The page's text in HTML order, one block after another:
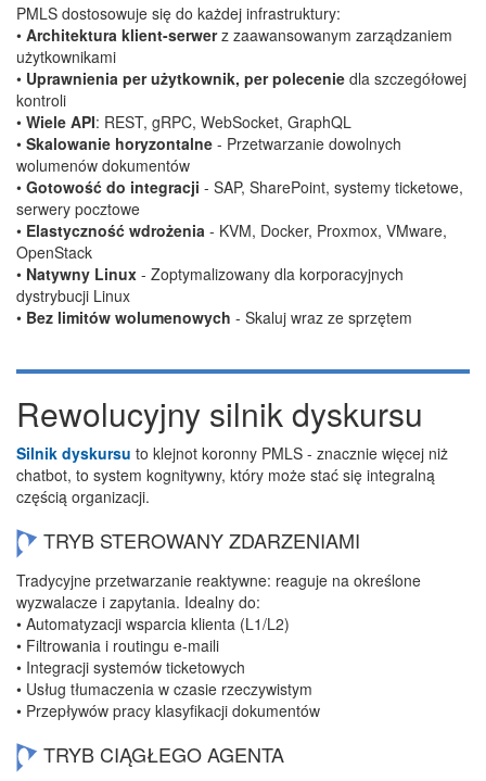
PMLS dostosowuje się do każdej infrastruktury:
• Architektura klient-serwerz zaawansowanym zarządzaniem
użytkownikami
• Uprawnienia per użytkownik, per polecenie dla szczegółowej
kontroli
• Wiele API: REST, gRPC, WebSocket, GraphQL
• Skalowanie horyzontalne - Przetwarzanie dowolnych
wolumenów dokumentów
• Gotowość do integracji - SAP, SharePoint, systemy ticketowe,
serwery pocztowe
• Elastyczność wdrożenia - KVM, Docker, Proxmox, VMware,
OpenStack
• Natywny Linux - Zoptymalizowany dla korporacyjnych
dystrybucji Linux
• Bez limitów wolumenowych - Skaluj wraz ze sprzętem
Rewolucyjny silnik dyskursu
Silnik dyskursu to klejnot koronny PMLS - znacznie więcej niż
chatbot, to system kognitywny, który może stać się integralną
częścią organizacji.
TRYB STEROWANY ZDARZENIAMI
Tradycyjne przetwarzanie reaktywne: reaguje na określone
wyzwalacze i zapytania. Idealny do:
• Automatyzacji wsparcia klienta (L1/L2)
• Filtrowania i routingu e-maili
• Integracji systemów ticketowych
• Usług tłumaczenia w czasie rzeczywistym
• Przepływów pracy klasyfikacji dokumentów
TRYB CIĄGŁEGO AGENTA